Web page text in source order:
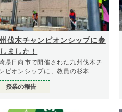
伐木チャンピオンシップに参
ました！
県日向市で開催された九州伐木チ
ピオンシップに、教員の杉本
授業の報告